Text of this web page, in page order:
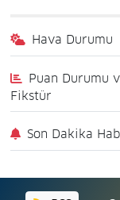
Hava Durumu
Puan Durumu
Fikstür
Son Dakika